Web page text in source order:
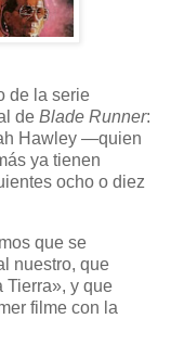
de la serie
de Blade Runner:
Hawley —quien
ya tienen
ocho o diez
que se
nuestro, que
Tierra», y que
filme con la